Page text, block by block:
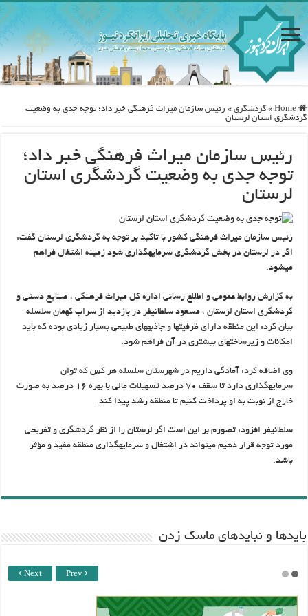
Home
» گردشگری » رئیس سازمان میراث فرهنگی خبر داد؛ توجه جدی به وضعیت
گردشگری استان لرستان
رئیس سازمان میراث فرهنگی خبر داد؛
توجه جدی به وضعیت گردشگری استان
لرستان
رئیس سازمان میراث فرهنگی کشور با تاکید بر توجه به گردشگری لرستان گفت:
اگر در لرستان در بخش گردشگری سرمایه‎گذاری شود زمینه اشتغال فراهم
می‎شود.
به گزارش روابط عمومی و اطلاع رسانی اداره کل میراث فرهنگی ، صنایع دستی و
گردشگری استان لرستان ، مسعود سلطانی‎فر در بازدید از سراب کهمان سلسله
بیان کرد: این منطقه دارای ظرفیت‎ها و جاذبه‎های طبیعی بسیار زیادی بوده که باید
امکانات و زیرساخت‎های بیشتری در آن فراهم شود.
وی اضافه کرد: آمادگی داریم در شهرستان سلسله هر کس که توان
سرمایه‎گذاری دارد تا سقف ۷۰ درصد تسهیلات مالی با بهره ۱۶ درصد به صورت
خارج از نوبت به او پرداخت کنیم تا منطقه رشد پیدا کند.
سلطانی‎فر افزود: تصورم بر این است اگر لرستان را از نظر گردشگری و تفریحی
مورد توجه قرار دهیم می‎تواند در اشتغال و سرمایه‎گذاری منطقه مفید و مؤثر
باشد.
باید‌ها و نبایدهای ماسک زدن
Next Prev